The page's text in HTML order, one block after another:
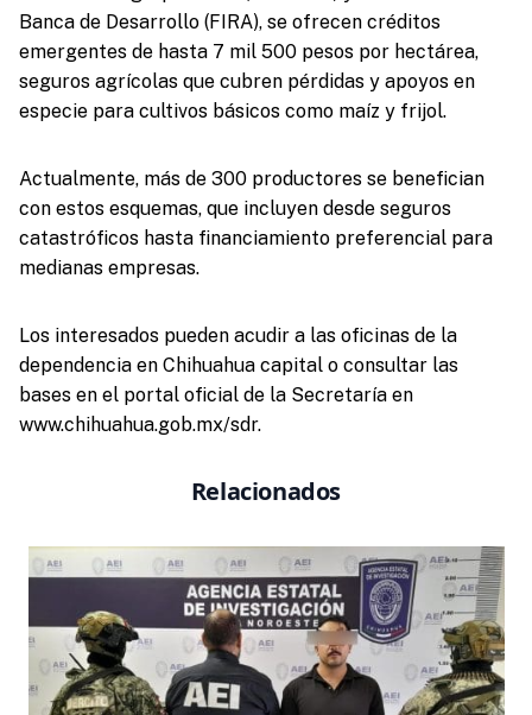
Banca de Desarrollo (FIRA), se ofrecen créditos
emergentes de hasta 7 mil 500 pesos por hectárea,
seguros agrícolas que cubren pérdidas y apoyos en
especie para cultivos básicos como maíz y frijol.
Actualmente, más de 300 productores se benefician
con estos esquemas, que incluyen desde seguros
catastróficos hasta financiamiento preferencial para
medianas empresas.
Los interesados pueden acudir a las oficinas de la
dependencia en Chihuahua capital o consultar las
bases en el portal oficial de la Secretaría en
www.chihuahua.gob.mx/sdr.
Relacionados